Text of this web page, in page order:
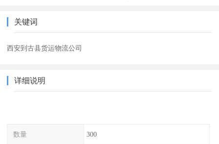
关键词
西安到古县货运物流公司
详细说明
数量 300